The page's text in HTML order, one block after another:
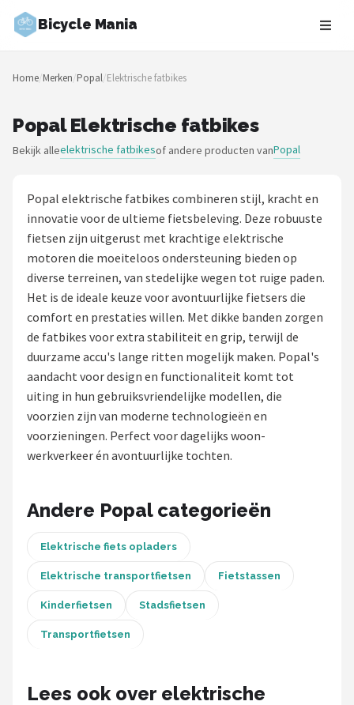
Bicycle Mania
Zoeken
NAVIGATIE
Merken
Kinderfietsen
Stadsfietsen
Elektrische fietsen
Mountainbikes
Shop
POPULAIRE MERKEN
Volare
ABUS
AXA
New Looxs
Home/Merken/Popal/Elektrische fatbikes
Popal Elektrische fatbikes
Bekijk alleelektrische fatbikesof andere producten vanPopal
Popal elektrische fatbikes combineren stijl, kracht en
innovatie voor de ultieme fietsbeleving. Deze robuuste
fietsen zijn uitgerust met krachtige elektrische
motoren die moeiteloos ondersteuning bieden op
diverse terreinen, van stedelijke wegen tot ruige paden.
Het is de ideale keuze voor avontuurlijke fietsers die
comfort en prestaties willen. Met dikke banden zorgen
de fatbikes voor extra stabiliteit en grip, terwijl de
duurzame accu's lange ritten mogelijk maken. Popal's
aandacht voor design en functionaliteit komt tot
uiting in hun gebruiksvriendelijke modellen, die
voorzien zijn van moderne technologieën en
voorzieningen. Perfect voor dagelijks woon-
werkverkeer én avontuurlijke tochten.
Andere Popal categorieën
Elektrische fiets opladers
Elektrische transportfietsen Fietstassen
Kinderfietsen Stadsfietsen
Transportfietsen
Lees ook over elektrische